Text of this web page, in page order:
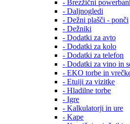
- Brezžični
- Daljnogledi
- Dežni plašči - ponči
- Dežniki
- Dodatki za avto
- Dodatki za kolo
- Dodatki za telefon
- Dodatki za vino in
- EKO torbe in
- Etuiji za vizitke
- Hladilne torbe
- Igre
- Kalkulatorji in ure
- Kape